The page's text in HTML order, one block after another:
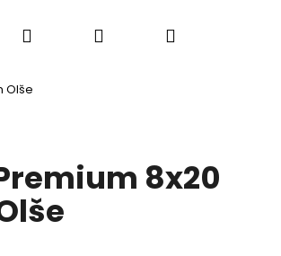
doplňky Doplňkový
Hledat PřihlášeníNákupní
Olše
8x20